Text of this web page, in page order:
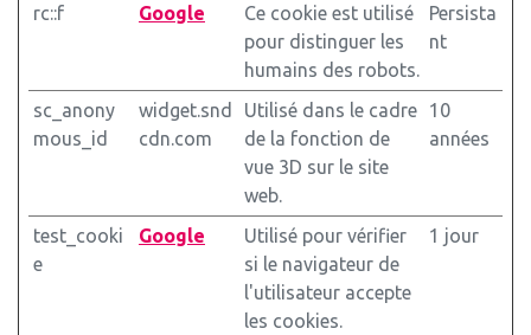
rc::f Google
Ce cookie est utilisé
pour distinguer les
humains des robots.
Persista
nt
sc_anony
mous_id
widget.snd
cdn.com
Utilisé dans le cadre
de la fonction de
vue 3D sur le site
web.
10
années
test_cooki
e
Google
Utilisé pour vérifier
si le navigateur de
l'utilisateur accepte
les cookies.
1 jour